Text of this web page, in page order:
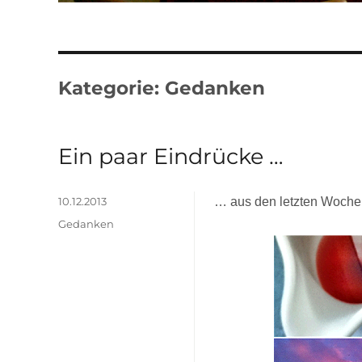
Kategorie: Gedanken
Ein paar Eindrücke …
… aus den letzten
Veröffentlicht
am
10.12.2013
Kategorien
Gedanken